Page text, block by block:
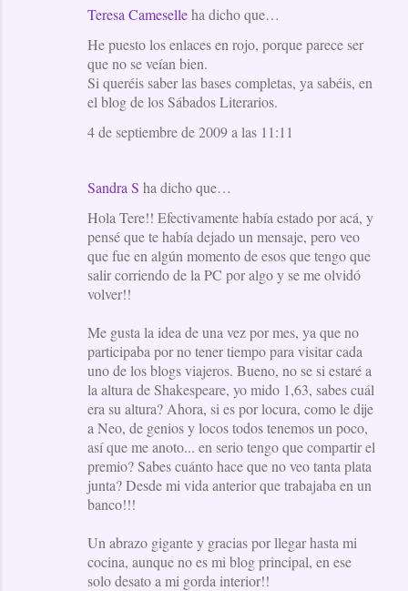
Teresa Cameselleha dicho que…
He puesto los enlaces en rojo, porque parece ser
que no se veían bien.
Si queréis saber las bases completas, ya sabéis, en
el blog de los Sábados Literarios.
4 de septiembre de 2009 a las 11:11
Sandra S ha dicho que…
Hola Tere!! Efectivamente había estado por acá, y
pensé que te había dejado un mensaje, pero veo
que fue en algún momento de esos que tengo que
salir corriendo de la PC por algo y se me olvidó
volver!!
Me gusta la idea de una vez por mes, ya que no
participaba por no tener tiempo para visitar cada
uno de los blogs viajeros. Bueno, no se si estaré a
la altura de Shakespeare, yo mido 1,63, sabes cuál
era su altura? Ahora, si es por locura, como le dije
a Neo, de genios y locos todos tenemos un poco,
así que me anoto... en serio tengo que compartir el
premio? Sabes cuánto hace que no veo tanta plata
junta? Desde mi vida anterior que trabajaba en un
banco!!!
Un abrazo gigante y gracias por llegar hasta mi
cocina, aunque no es mi blog principal, en ese
solo desato a mi gorda interior!!